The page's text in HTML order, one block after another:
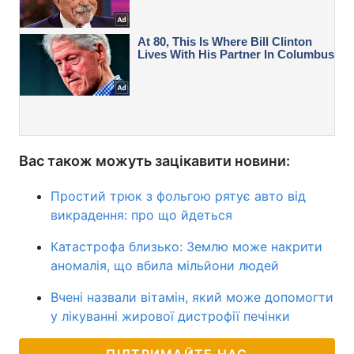
Вас також можуть зацікавити новини:
Простий трюк з фольгою рятує авто від
викрадення: про що йдеться
Катастрофа близько: Землю може накрити
аномалія, що вбила мільйони людей
Вчені назвали вітамін, який може допомогти
у лікуванні жирової дистрофії печінки